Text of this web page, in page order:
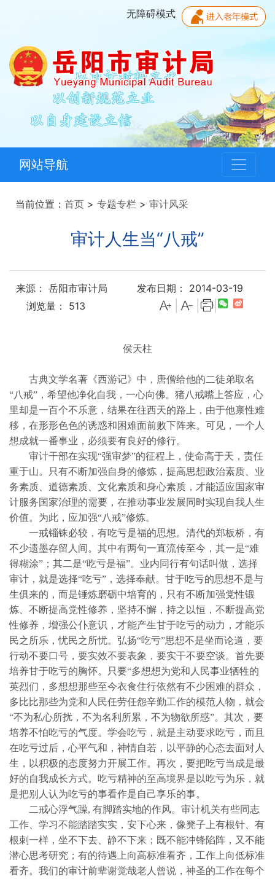
无障碍模式
网站导航
当前位置： 首页 > 专题专栏 > 审计风采
审计人生当“八戒”
来源： 岳阳市审计局
发布日期： 2014-03-19
浏览量： 513
侯天柱
古典文学名著《西游记》中，唐僧给他的二徒弟取名
“八戒”，希望他净化自我，一心向佛。猪八戒嘴上答应，心
里却是一百个不乐意，结果在往西天的路上，由于他禀性难
移，在形形色色的诱惑和困难面前败下阵来。可见，一个人
想成就一番事业，必须要有良好的修行。
审计干部在实现“强审梦”的征程上，使命高于天，责任
重于山。只有不断加强自身的修炼，提高思想政治素质、业
务素质、道德素质、文化素质和身心素质，才能适应国家审
计服务国家治理的需要，在推动事业发展同时实现自我人生
价值。为此，应加强“八戒”修炼。
一戒锱铢必较，有吃亏是福的思想。清代的郑板桥，有
不少遗墨存留人间。其中有两句一直流传至今，其一是“难
得糊涂”；其二是“吃亏是福”。业内同行有句话叫做，选择
审计，就是选择“吃亏”，选择奉献。甘于吃亏的思想不是与
生俱来的，而是锤炼磨砺中培育的，只有不断加强党性锻
炼、不断提高党性修养，坚持不懈，持之以恒，不断提高党
性修养，增强公仆意识，才能产生甘于吃亏的动力，才能乐
民之所乐，忧民之所忧。弘扬“吃亏”思想不是坐而论道，要
行动不要口号，要实效不要表象，要实干不要空谈。首先要
培养甘于吃亏的胸怀。只要“多想想为党和人民事业牺牲的
英烈们，多想想那些至今衣食住行依然有不少困难的群众，
多比比那些为党和人民任劳任怨辛勤工作的模范人物，就会
“不为私心所扰，不为名利所累，不为物欲所惑”。其次，要
培养不怕吃亏的气度。学会吃亏，就是主动要求吃亏，而且
在吃亏过后，心平气和，神情自若，以平静的心态去面对人
生，以积极的态度努力开展工作。再次，要把吃亏当成是最
好的自我成长方式。吃亏精神的至高境界是以吃亏为乐，就
是把别人认为吃亏的事看作是自己享乐的事。
二戒心浮气躁, 有脚踏实地的作风。审计机关有些同志
工作、学习不能踏踏实实，安下心来，像凳子上有根针、有
根刺一样，坐不下去、静不下来；既不能冲锋陷阵，又不能
潜心思考研究；有的待遇上向高标准看齐，工作上向低标准
看齐。我们的审计前辈谢觉哉老人曾说，神圣的工作在每个